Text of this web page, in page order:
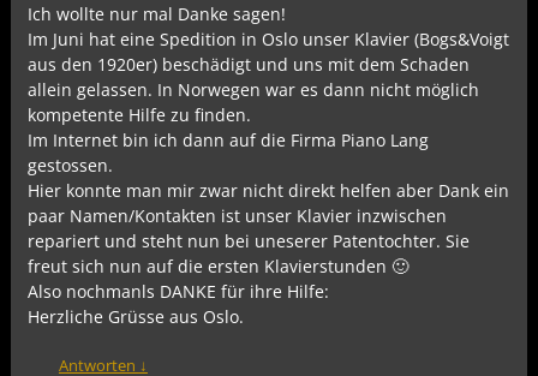
Ich wollte nur mal Danke sagen!
Im Juni hat eine Spedition in Oslo unser Klavier (Bogs&Voigt
aus den 1920er) beschädigt und uns mit dem Schaden
allein gelassen. In Norwegen war es dann nicht möglich
kompetente Hilfe zu finden.
Im Internet bin ich dann auf die Firma Piano Lang
gestossen.
Hier konnte man mir zwar nicht direkt helfen aber Dank ein
paar Namen/Kontakten ist unser Klavier inzwischen
repariert und steht nun bei uneserer Patentochter. Sie
freut sich nun auf die ersten Klavierstunden 🙂
Also nochmanls DANKE für ihre Hilfe:
Herzliche Grüsse aus Oslo.
Antworten ↓